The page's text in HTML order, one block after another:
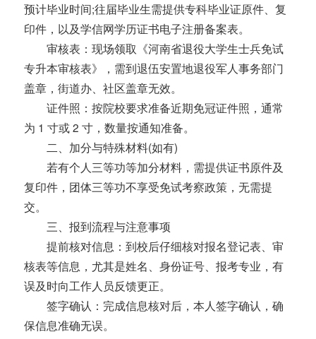
预计毕业时间;往届毕业生需提供专科毕业证原件、复
印件，以及学信网学历证书电子注册备案表。
审核表：现场领取《河南省退役大学生士兵免试
专升本审核表》，需到退伍安置地退役军人事务部门
盖章，街道办、社区盖章无效。
证件照：按院校要求准备近期免冠证件照，通常
为 1 寸或 2 寸，数量按通知准备。
二、加分与特殊材料(如有)
若有个人三等功等加分材料，需提供证书原件及
复印件，团体三等功不享受免试考察政策，无需提
交。
三、报到流程与注意事项
提前核对信息：到校后仔细核对报名登记表、审
核表等信息，尤其是姓名、身份证号、报考专业，有
误及时向工作人员反馈更正。
签字确认：完成信息核对后，本人签字确认，确
保信息准确无误。